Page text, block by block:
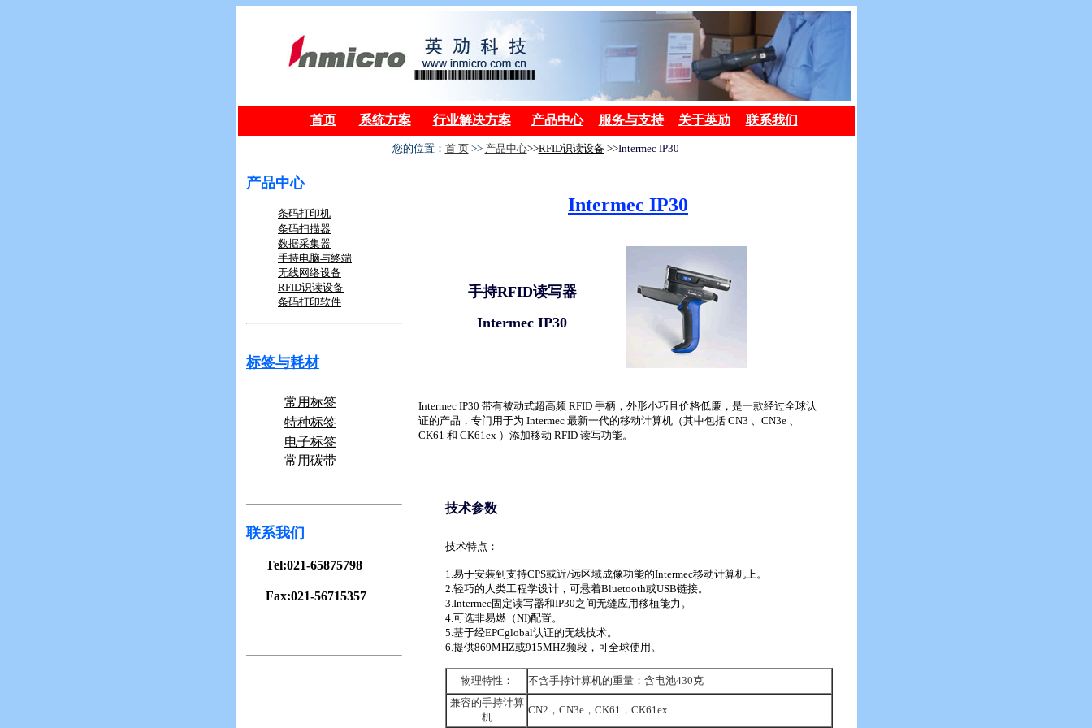
首页 系统方案 行业解决方案 产品中心 服务与支持 关于英劢 联系我们
您的位置： 首 页>> 产品中心>>RFID识读设备 >>Intermec IP30
产品中心
条码打印机
条码扫描器
数据采集器
手持电脑与终端
无线网络设备
RFID识读设备
条码打印软件
标签与耗材
常用标签
特种标签
电子标签
常用碳带
联系我们
Tel:021-65875798
Fax:021-56715357
Intermec IP30
手持RFID读写器
Intermec IP30
Intermec IP30 带有被动式超高频 RFID 手柄，外形小巧且价格低廉，是一款经过全球认
证的产品，专门用于为 Intermec 最新一代的移动计算机（其中包括 CN3 、CN3e 、
CK61 和 CK61ex ）添加移动 RFID 读写功能。
技术参数
技术特点：
1.易于安装到支持CPS或近/远区域成像功能的Intermec移动计算机上。
2.轻巧的人类工程学设计，可悬着Bluetooth或USB链接。
3.Intermec固定读写器和IP30之间无缝应用移植能力。
4.可选非易燃（NI)配置。
5.基于经EPCglobal认证的无线技术。
6.提供869MHZ或915MHZ频段，可全球使用。
物理特性：
不含手持计算机的重量：含电池430克
兼容的手持计算
机
CN2，CN3e，CK61，CK61ex